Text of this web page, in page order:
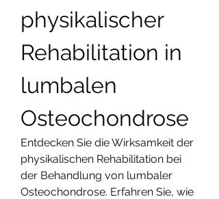
physikalischer
Rehabilitation in
lumbalen
Osteochondrose
Entdecken Sie die Wirksamkeit der
physikalischen Rehabilitation bei
der Behandlung von lumbaler
Osteochondrose. Erfahren Sie, wie